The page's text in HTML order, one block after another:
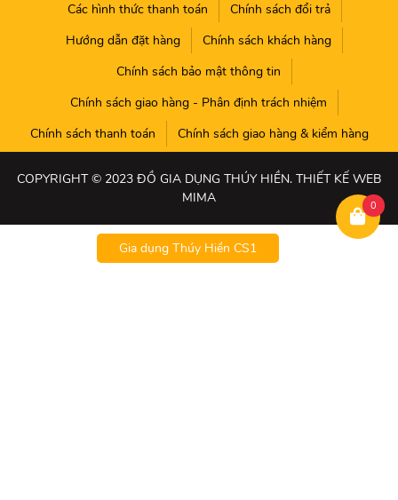
Các hình thức thanh toán
Chính sách đổi trả
Hướng dẫn đặt hàng
Chính sách khách hàng
Chính sách bảo mật thông tin
Chính sách giao hàng - Phân định trách nhiệm
Chính sách thanh toán
Chính sách giao hàng & kiểm hàng
COPYRIGHT © 2023 ĐỒ GIA DỤNG THÚY HIỀN. THIẾT KẾ WEB
MIMA
Gia dụng Thúy Hiền CS1
0